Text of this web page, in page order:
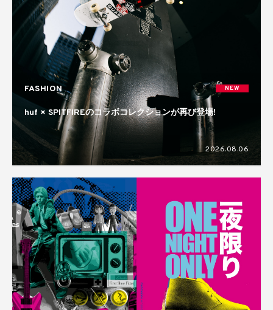
FASHION NEW
huf × SPITFIREのコラボコレクションが再び登場!
2026.08.06